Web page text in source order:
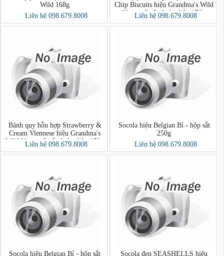
Wild 168g
Liên hệ 098.679.8008
Chip Biscuits hiệu Grandma's Wild
Vương Quốc Anh - hộp 150g
Liên hệ 098.679.8008
Bánh quy hỗn hợp Strawberry &
Cream Viennese hiệu Grandma's
Wild Vương Quốc Anh - hộp 150g
Liên hệ 098.679.8008
Socola hiệu Belgian Bỉ - hộp sắt
250g
Liên hệ 098.679.8008
Socola hiệu Belgian Bỉ - hộp sắt Socola đen SEASHELLS hiệu